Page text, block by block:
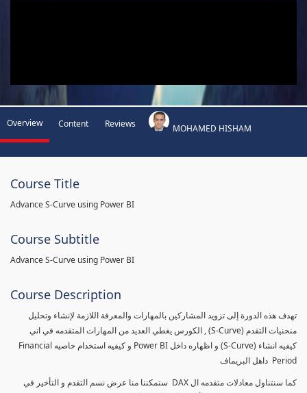
Overview Content Reviews MOHAMED HISHAM
Course Title
Advance S-Curve using Power BI
Course Subtitle
Advance S-Curve using Power BI
Course Description
تهدف هذه الدورة إلى تزويد المشاركين بالمهارات والمعرفة اللازمة لإنشاء وتحليل
منحنيات التقدم (S-Curve) , الكورس يغطي العديد من المهارات المتقدمه في اني
كيفيه انشاء (S-Curve) و اظهاره داخل Power BI و كيفيه استخدام خاصيه Financial
Period داهل البريماف
كما سنتناول معادلات متقدمه ال DAX ستمكننا منا عرض نسم التقدم و التأخير في